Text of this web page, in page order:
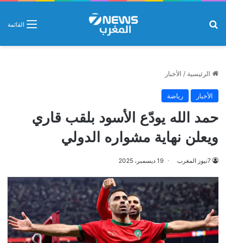
القائمة
الرئيسية / الأخبار
الأخبار رياضة
حمد الله يودّع الأسود بلقب قاري
ويعلن نهاية مشواره الدولي
7نيوز المغرب 19 ديسمبر، 2025